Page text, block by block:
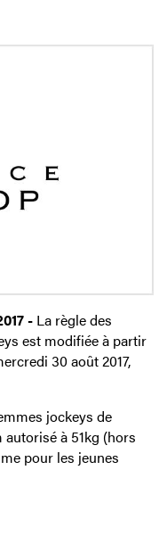
- La règle des
est modifiée à partir
30 août 2017,
jockeys de
à 51kg (hors
pour les jeunes